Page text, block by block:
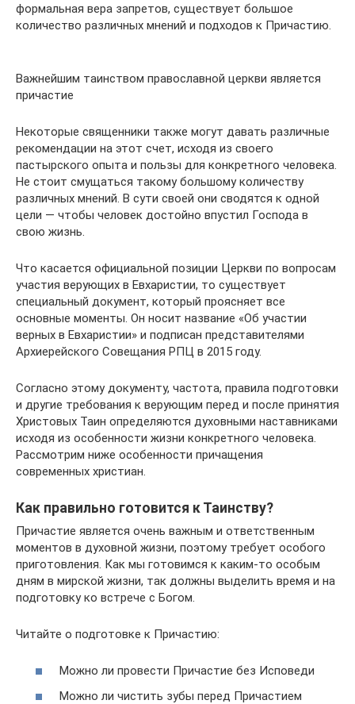
формальная вера запретов, существует большое
количество различных мнений и подходов к Причастию.
Важнейшим таинством православной церкви является
причастие
Некоторые священники также могут давать различные
рекомендации на этот счет, исходя из своего
пастырского опыта и пользы для конкретного человека.
Не стоит смущаться такому большому количеству
различных мнений. В сути своей они сводятся к одной
цели — чтобы человек достойно впустил Господа в
свою жизнь.
Что касается официальной позиции Церкви по вопросам
участия верующих в Евхаристии, то существует
специальный документ, который проясняет все
основные моменты. Он носит название «Об участии
верных в Евхаристии» и подписан представителями
Архиерейского Совещания РПЦ в 2015 году.
Согласно этому документу, частота, правила подготовки
и другие требования к верующим перед и после принятия
Христовых Таин определяются духовными наставниками
исходя из особенности жизни конкретного человека.
Рассмотрим ниже особенности причащения
современных христиан.
Как правильно готовится к Таинству?
Причастие является очень важным и ответственным
моментов в духовной жизни, поэтому требует особого
приготовления. Как мы готовимся к каким-то особым
дням в мирской жизни, так должны выделить время и на
подготовку ко встрече с Богом.
Читайте о подготовке к Причастию:
Можно ли провести Причастие без Исповеди
Можно ли чистить зубы перед Причастием